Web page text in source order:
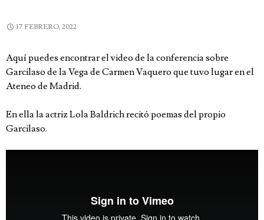
17 FEBRERO, 2022
Aquí puedes encontrar el video de la conferencia sobre
Garcilaso de la Vega de Carmen Vaquero que tuvo lugar en el
Ateneo de Madrid.
En ella la actriz Lola Baldrich recitó poemas del propio
Garcilaso.